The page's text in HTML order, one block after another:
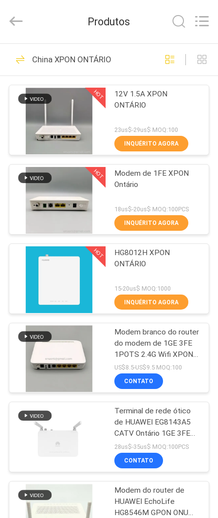
CASA
PRODUTOS
EXCURSÃO
FÁBRICA
DA
QUALIDADE
PEÇA
UMAS
CITAÇÕES
MAPA
DO
POLICY
LIMITED.
Reserved.
GPON ONU
ONTÁRIO
419
Huawei GPON ONU
143
WiFi GPON ONU
onu do epon do wifi
XPON ONTÁRIO
11
Produtos
China XPON ONTÁRIO
HOT
12V 1.5A XPON
ONTÁRIO
23us$-29us$ MOQ:100
INQUÉRITO AGORA
HOT
Modem de 1FE XPON
Ontário
18us$-20us$ MOQ:100PCS
INQUÉRITO AGORA
HOT
HG8012H XPON
ONTÁRIO
15-20us$ MOQ:1000
INQUÉRITO AGORA
Modem branco do router
do modem de 1GE 3FE
1POTS 2.4G Wifi XPON
Ontário Ftth
US$8.5-US$9.5 MOQ:100
CONTATO
Terminal de rede ótico
de HUAWEI EG8143A5
CATV Ontário 1GE 3FE
1POTS
28us$-35us$ MOQ:100PCS
CONTATO
Modem do router de
HUAWEI EchoLife
HG8546M GPON ONU